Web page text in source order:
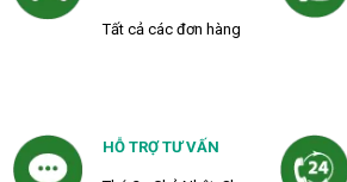
Tất cả các đơn hàng
HỖ TRỢ TƯ VẤN